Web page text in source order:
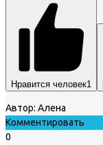
Нравится человек1
Автор: Алена
Комментировать
0